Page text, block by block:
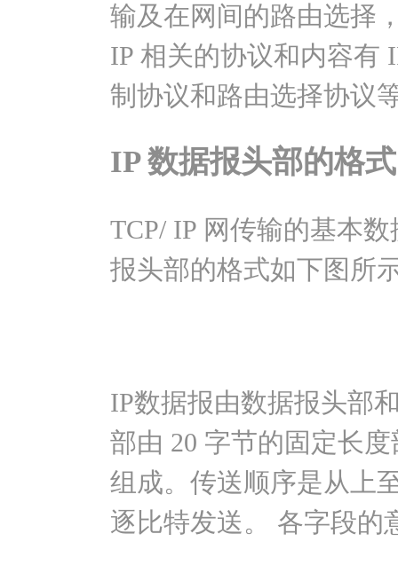
输及在网间的路由选择
IP 相关的协议和内容有
制协议和路由选择协议
IP 数据报头部的格式
TCP/ IP 网传输的基本
报头部的格式如下图所
IP数据报由数据报头部
部由 20 字节的固定长
组成。传送顺序是从上
逐比特发送。 各字段的